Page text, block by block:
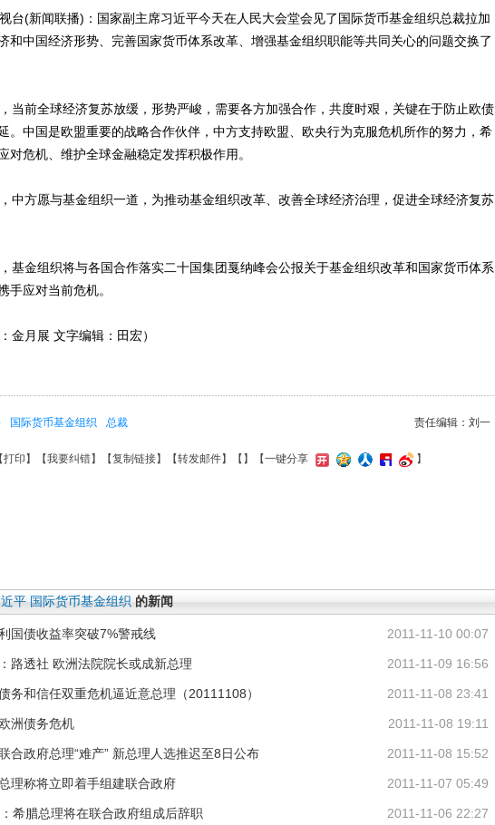
台(新闻联播)：国家副主席习近平今天在人民大会堂会见了国际货币基金组织总裁拉加
和中国经济形势、完善国家货币体系改革、增强基金组织职能等共同关心的问题交换了
当前全球经济复苏放缓，形势严峻，需要各方加强合作，共度时艰，关键在于防止欧债
。中国是欧盟重要的战略合作伙伴，中方支持欧盟、欧央行为克服危机所作的努力，希
对危机、维护全球金融稳定发挥积极作用。
中方愿与基金组织一道，为推动基金组织改革、改善全球经济治理，促进全球经济复苏
基金组织将与各国合作落实二十国集团戛纳峰会公报关于基金组织改革和国家货币体系
手应对当前危机。
金月展 文字编辑：田宏）
责任编辑：刘一
国际货币基金组织 总裁
【打印 】【我要纠错】【复制链接】【转发邮件】【 】 【一键分享 】
平 国际货币基金组织 的新闻
2011-11-10 00:07
国债收益率突破7%警戒线
2011-11-09 16:56
路透社 欧洲法院院长或成新总理
2011-11-08 23:41
务和信任双重危机逼近意总理（20111108）
2011-11-08 19:11
洲债务危机
2011-11-08 15:52
合政府总理“难产” 新总理人选推迟至8日公布
2011-11-07 05:49
理称将立即着手组建联合政府
2011-11-06 22:27
希腊总理将在联合政府组成后辞职